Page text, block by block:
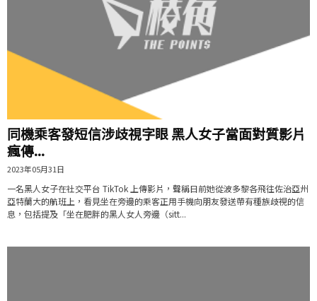
同機乘客發短信涉歧視字眼 黑人女子當面對質影片
瘋傳...
2023年05月31日
一名黑人女子在社交平台 TikTok 上傳影片，聲稱日前她從波多黎各飛往佐治亞州
亞特蘭大的航班上，看見坐在旁邊的乘客正用手機向朋友發送帶有種族歧視的信
息，包括提及「坐在肥胖的黑人女人旁邊（sitt...